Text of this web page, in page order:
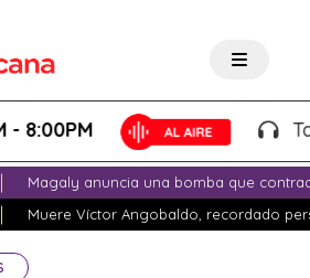
Magaly anuncia una bomba que
Muere Víctor Angobaldo, recordado